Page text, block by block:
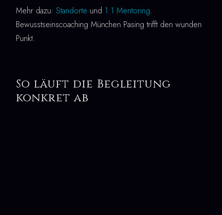
Mehr dazu: Standorte und 1:1 Mentoring.
Bewusstseinscoaching München Pasing trifft den wunden
Punkt.
So läuft die Begleitung
konkret ab